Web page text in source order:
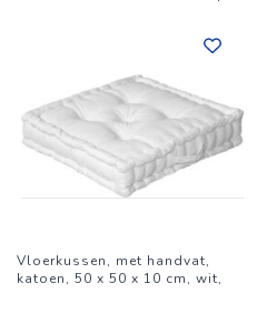
Vloerkussen, met handvat,
katoen, 50 x 50 x 10 cm, wit,